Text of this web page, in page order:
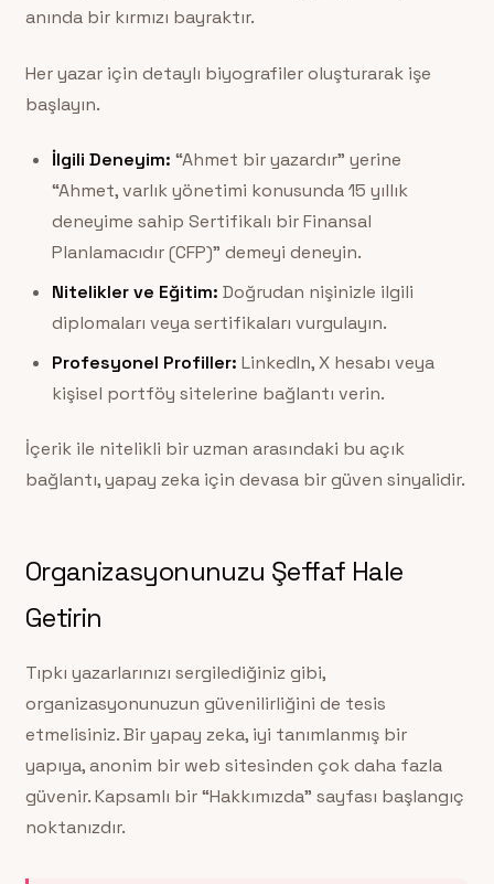
anında bir kırmızı bayraktır.
Her yazar için detaylı biyografiler oluşturarak işe
başlayın.
İlgili Deneyim: “Ahmet bir yazardır” yerine
“Ahmet, varlık yönetimi konusunda 15 yıllık
deneyime sahip Sertifikalı bir Finansal
Planlamacıdır (CFP)” demeyi deneyin.
Nitelikler ve Eğitim: Doğrudan nişinizle ilgili
diplomaları veya sertifikaları vurgulayın.
Profesyonel Profiller: LinkedIn, X hesabı veya
kişisel portföy sitelerine bağlantı verin.
İçerik ile nitelikli bir uzman arasındaki bu açık
bağlantı, yapay zeka için devasa bir güven sinyalidir.
Organizasyonunuzu Şeffaf Hale
Getirin
Tıpkı yazarlarınızı sergilediğiniz gibi,
organizasyonunuzun güvenilirliğini de tesis
etmelisiniz. Bir yapay zeka, iyi tanımlanmış bir
yapıya, anonim bir web sitesinden çok daha fazla
güvenir. Kapsamlı bir “Hakkımızda” sayfası başlangıç
noktanızdır.